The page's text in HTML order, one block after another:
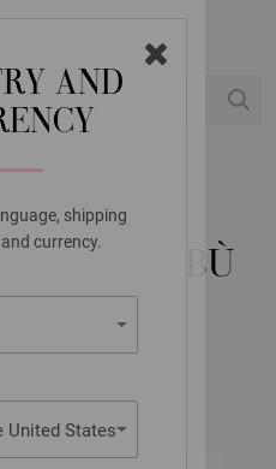
AND
shipping
currency.
United States
BAMBÙ
9,0